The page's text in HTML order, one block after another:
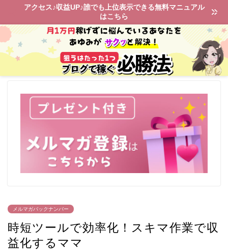
アクセス♪収益UP♪誰でも上位表示できる無料マニュアル
はこちら
メルマガバックナンバー
時短ツールで効率化！スキマ作業で収
益化するママ